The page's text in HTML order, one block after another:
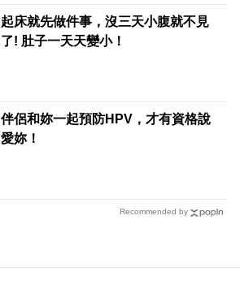
起床就先做件事，沒三天小腹就不見
了! 肚子一天天變小！
伴侶和妳一起預防HPV，才有資格說
愛妳！
Recommended by